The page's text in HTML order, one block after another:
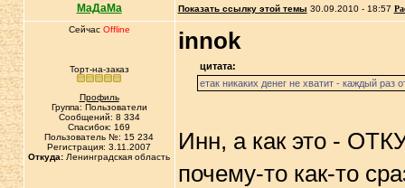
МаДаМа Показать ссылку этой темы 30.09.2010 - 18:57
Сейчас Offline
Торт-на-заказ
Профиль
Группа: Пользователи
Сообщений: 8 334
Спасибок: 169
Пользователь №: 15 234
Регистрация: 3.11.2007
Откуда: Ленинградская область
innok
цитата:
етак никаких денег не хватит - каждый раз
Инн, а как это -
почему-то как-то